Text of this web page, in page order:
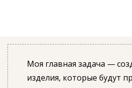
Моя главная задача —
изделия, которые будут